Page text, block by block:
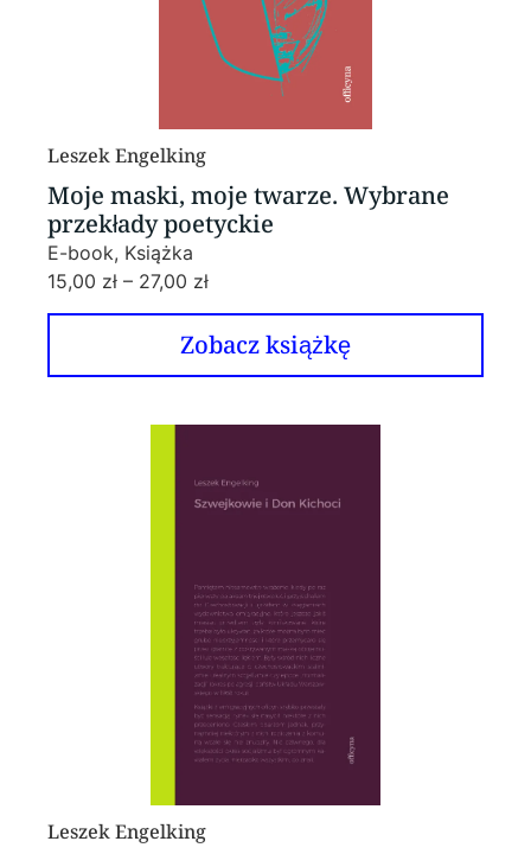
Leszek Engelking
Moje maski, moje twarze. Wybrane
przekłady poetyckie
E-book, Książka
15,00 zł – 27,00 zł
Zobacz książkę
Leszek Engelking